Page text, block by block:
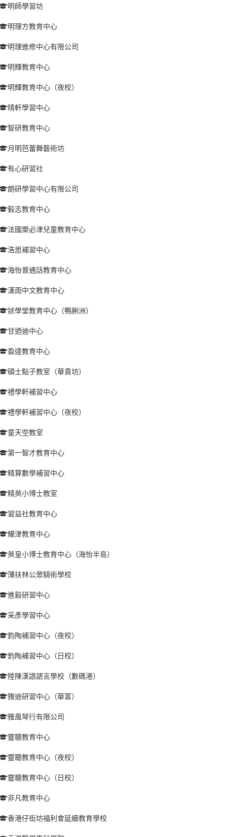
明師學習坊
明理方教育中心
明理進修中心有限公司
明輝教育中心
明輝教育中心（夜校）
晴軒學習中心
智研教育中心
月明芭蕾舞藝術坊
有心研習社
朗研學習中心有限公司
毅志教育中心
法國樂必津兒童教育中心
浩思補習中心
海怡普通話教育中心
漢雨中文教育中心
狀學堂教育中心（鴨脷洲）
甘迺迪中心
盈達教育中心
碩士點子教室（華貴坊）
禮學軒補習中心
禮學軒補習中心（夜校）
童天空教室
第一智才教育中心
精算數學補習中心
精英小博士教室
習益社教育中心
耀津教育中心
英皇小博士教育中心（海怡半島）
薄扶林公眾騎術學校
進毅研習中心
采彥學習中心
鈞陶補習中心（夜校）
鈞陶補習中心（日校）
陸陳漢語語言學校（數碼港）
雅迪研習中心（華富）
雅風琴行有限公司
靈聰教育中心
靈聰教育中心（夜校）
靈聰教育中心（日校）
非凡教育中心
香港仔街坊福利會延續教育學校